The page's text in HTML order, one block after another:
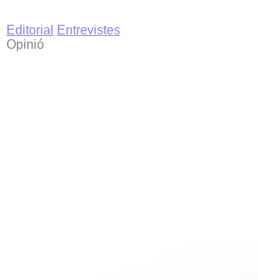
Editorial
Entrevistes
Opinió